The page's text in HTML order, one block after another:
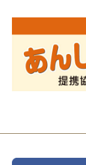
2023/12/16
ス®上鶴間 エ
2023/11/29
ントホテル東